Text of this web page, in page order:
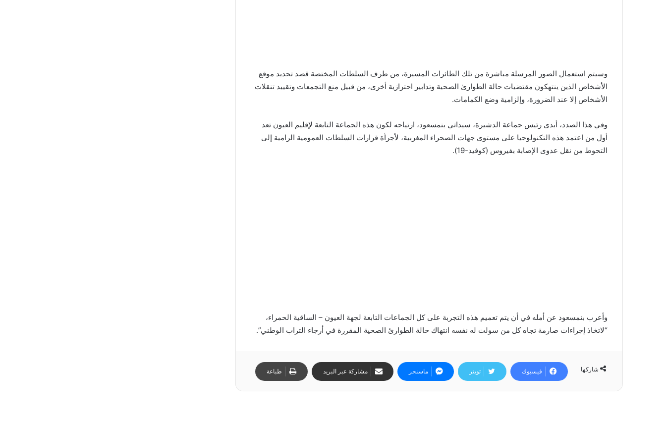
وسيتم استعمال الصور المرسلة مباشرة من تلك الطائرات المسيرة، من طرف السلطات المختصة قصد تحديد موقع
الأشخاص الذين ينتهكون مقتضيات حالة الطوارئ الصحية وتدابير احترازية أخرى، من قبيل منع التجمعات وتقييد تنقلات
الأشخاص إلا عند الضرورة، وإلزامية وضع الكمامات.
وفي هذا الصدد، أبدى رئيس جماعة الدشيرة، سيداتي بنمسعود، ارتياحه لكون هذه الجماعة التابعة لإقليم العيون تعد
أول من اعتمد هذه التكنولوجيا على مستوى جهات الصحراء المغربية، لأجرأة قرارات السلطات العمومية الرامية إلى
التحوط من نقل عدوى الإصابة بفيروس (كوفيد-19).
وأعرب بنمسعود عن أمله في أن يتم تعميم هذه التجربة على كل الجماعات التابعة لجهة العيون – الساقية الحمراء،
“لاتخاذ إجراءات صارمة تجاه كل من سولت له نفسه انتهاك حالة الطوارئ الصحية المقررة في أرجاء التراب الوطني”.
شاركها فيسبوك تويتر ماسنجر مشاركة عبر البريد طباعة